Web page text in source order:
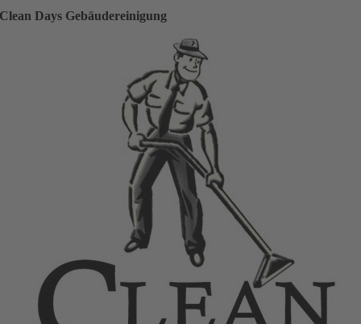
Clean Days Gebäudereinigung